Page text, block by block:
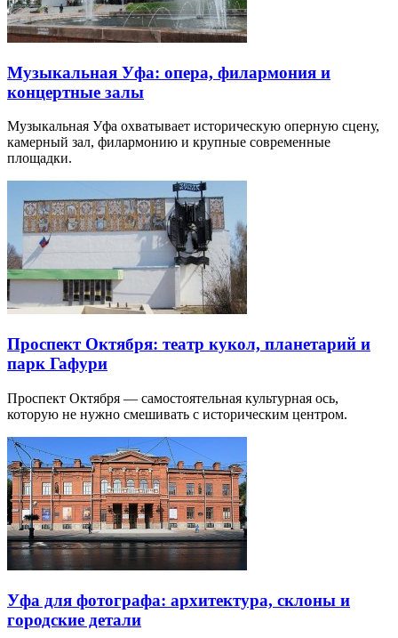
Музыкальная Уфа: опера, филармония и
концертные залы
Музыкальная Уфа охватывает историческую оперную сцену,
камерный зал, филармонию и крупные современные
площадки.
Проспект Октября: театр кукол, планетарий и
парк Гафури
Проспект Октября — самостоятельная культурная ось,
которую не нужно смешивать с историческим центром.
Уфа для фотографа: архитектура, склоны и
городские детали